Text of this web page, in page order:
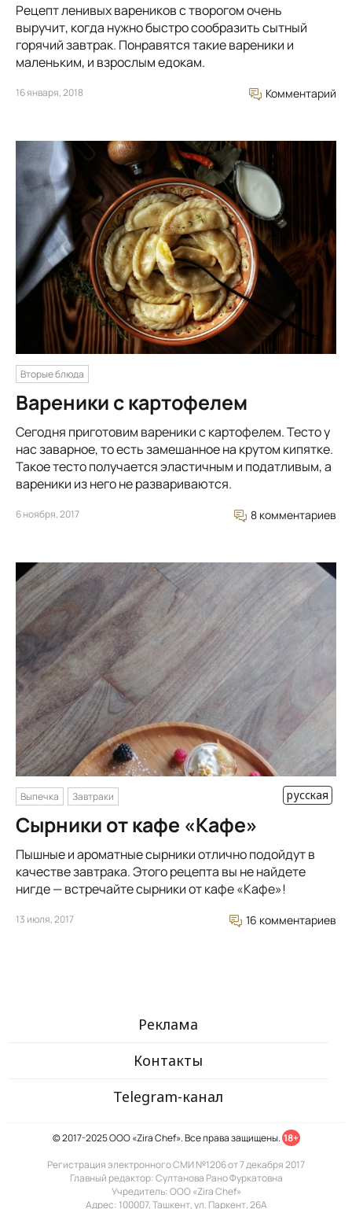
Рецепт ленивых вареников с творогом очень
выручит, когда нужно быстро сообразить сытный
горячий завтрак. Понравятся такие вареники и
маленьким, и взрослым едокам.
16 января, 2018 Комментарий
Вторые блюда
Вареники с картофелем
Сегодня приготовим вареники с картофелем. Тесто у
нас заварное, то есть замешанное на крутом кипятке.
Такое тесто получается эластичным и податливым, а
вареники из него не развариваются.
6 ноября, 2017 8 комментариев
Выпечка Завтраки русская
Сырники от кафе «Кафе»
Пышные и ароматные сырники отлично подойдут в
качестве завтрака. Этого рецепта вы не найдете
нигде — встречайте сырники от кафе «Кафе»!
13 июля, 2017 16 комментариев
Реклама
Контакты
Telegram-канал
© 2017-2025 ООО «Zira Chef». Все права защищены. 18+
Регистрация электронного СМИ №1206 от 7 декабря 2017
Главный редактор: Султанова Рано Фуркатовна
Учредитель: ООО «Zira Chef»
Адрес: 100007, Ташкент, ул. Паркент, 26А